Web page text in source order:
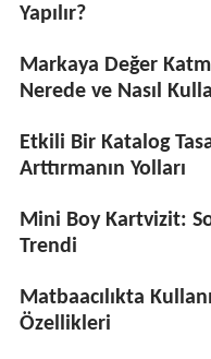
Yapılır?
Markaya Değer
Nerede ve Nasıl
Etkili Bir Katalog
Arttırmanın Yolları
Mini Boy Kartvizit:
Trendi
Matbaacılıkta
Özellikleri